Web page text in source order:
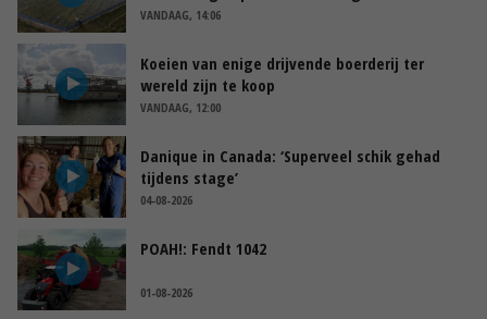
VANDAAG, 14:06
Koeien van enige drijvende boerderij ter
wereld zijn te koop
VANDAAG, 12:00
Danique in Canada: ‘Superveel schik gehad
tijdens stage’
04-08-2026
POAH!: Fendt 1042
01-08-2026